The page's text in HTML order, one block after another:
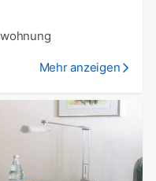
Mehr anzeigen